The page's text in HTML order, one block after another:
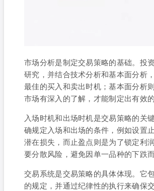
市场分析是制定交易策略的基础。投
研究，并结合技术分析和基本面分析
最佳的买入和卖出时机；基本面分析
市场有深入的了解，才能制定出有效的
入场时机和出场时机是交易策略的关
确规定入场和出场的条件，例如设置
潜在损失，而止盈点则是为了锁定利
要分散风险，避免因单一品种的下跌
交易系统是交易策略的具体体现。它
的规定，并通过纪律性的执行来确保